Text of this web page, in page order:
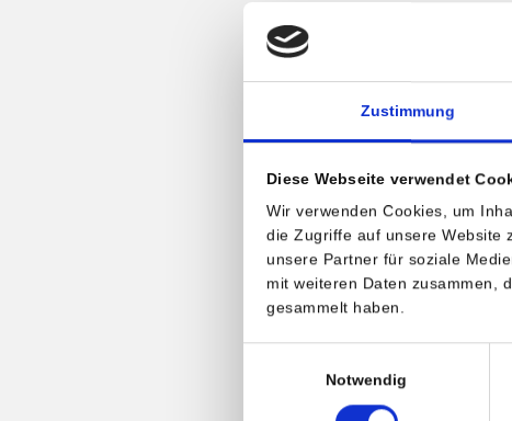
Zustimmung
Diese Webseite verwendet
Wir verwenden Cookies, um
die Zugriffe auf unsere Website
unsere Partner für soziale
mit weiteren Daten zusammen,
gesammelt haben.
Notwendig
Rund
etwa